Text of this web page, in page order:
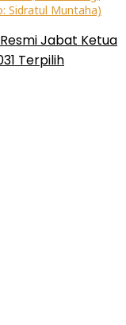
Jabat Ketua
Terpilih